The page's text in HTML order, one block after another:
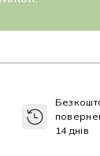
14 днів